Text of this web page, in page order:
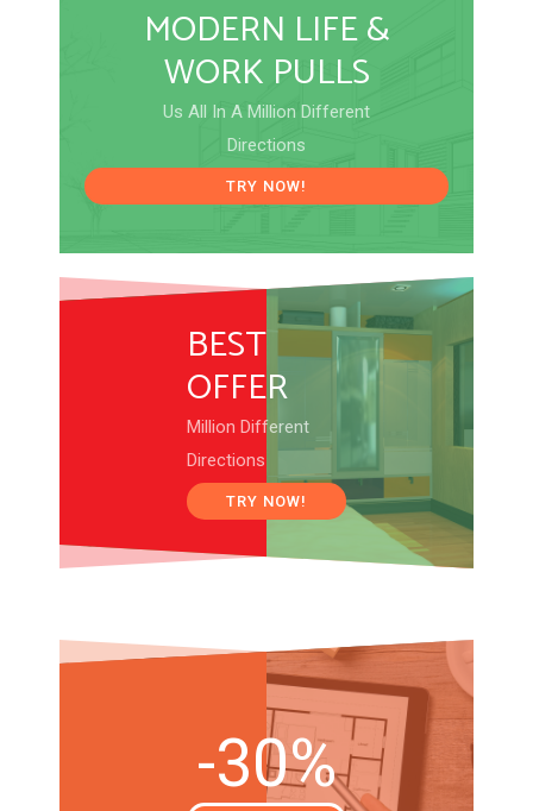
MODERN LIFE &
WORK PULLS
Us All In A Million Different
Directions
TRY NOW!
BEST
OFFER
Million Different
Directions
TRY NOW!
-30%